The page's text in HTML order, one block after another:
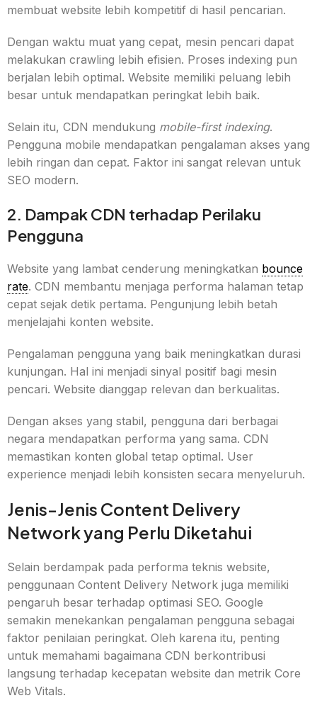
membuat website lebih kompetitif di hasil pencarian.
Dengan waktu muat yang cepat, mesin pencari dapat
melakukan crawling lebih efisien. Proses indexing pun
berjalan lebih optimal. Website memiliki peluang lebih
besar untuk mendapatkan peringkat lebih baik.
Selain itu, CDN mendukung mobile-first indexing.
Pengguna mobile mendapatkan pengalaman akses yang
lebih ringan dan cepat. Faktor ini sangat relevan untuk
SEO modern.
2. Dampak CDN terhadap Perilaku
Pengguna
Website yang lambat cenderung meningkatkan bounce
rate. CDN membantu menjaga performa halaman tetap
cepat sejak detik pertama. Pengunjung lebih betah
menjelajahi konten website.
Pengalaman pengguna yang baik meningkatkan durasi
kunjungan. Hal ini menjadi sinyal positif bagi mesin
pencari. Website dianggap relevan dan berkualitas.
Dengan akses yang stabil, pengguna dari berbagai
negara mendapatkan performa yang sama. CDN
memastikan konten global tetap optimal. User
experience menjadi lebih konsisten secara menyeluruh.
Jenis-Jenis Content Delivery
Network yang Perlu Diketahui
Selain berdampak pada performa teknis website,
penggunaan Content Delivery Network juga memiliki
pengaruh besar terhadap optimasi SEO. Google
semakin menekankan pengalaman pengguna sebagai
faktor penilaian peringkat. Oleh karena itu, penting
untuk memahami bagaimana CDN berkontribusi
langsung terhadap kecepatan website dan metrik Core
Web Vitals.